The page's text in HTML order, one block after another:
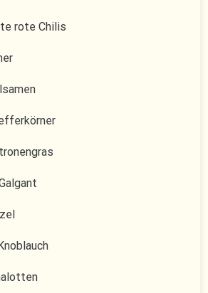
rote Chilis